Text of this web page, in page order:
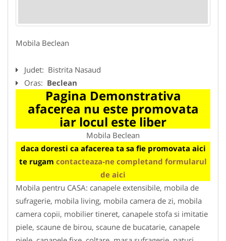
Mobila Beclean
Judet: Bistrita Nasaud
Oras: Beclean
Pagina Demonstrativa
afacerea nu este promovata
iar locul este liber
Mobila Beclean
daca doresti ca afacerea ta sa fie promovata aici
te rugam contacteaza-ne completand formularul
de aici
Mobila pentru CASA: canapele extensibile, mobila de
sufragerie, mobila living, mobila camera de zi, mobila
camera copii, mobilier tineret, canapele stofa si imitatie
piele, scaune de birou, scaune de bucatarie, canapele